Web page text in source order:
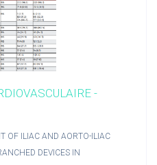
-
OF ILIAC AND AORTO-ILIAC
DEVICES IN